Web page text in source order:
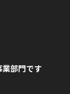
部門です